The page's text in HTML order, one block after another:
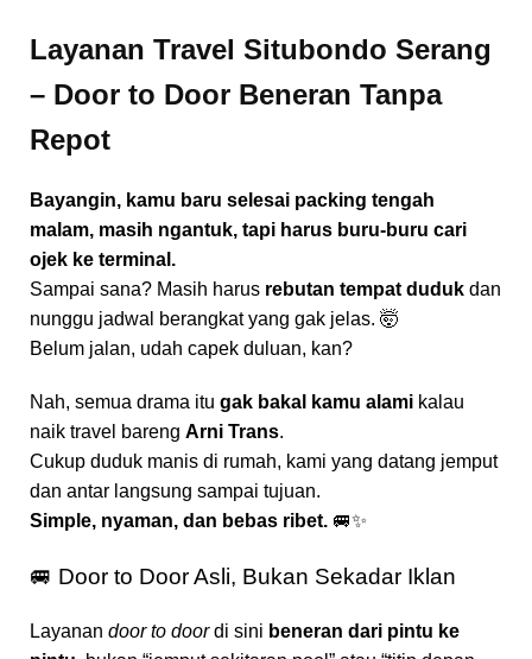
Layanan Travel Situbondo Serang
– Door to Door Beneran Tanpa
Repot
Bayangin, kamu baru selesai packing tengah
malam, masih ngantuk, tapi harus buru-buru cari
ojek ke terminal.
Sampai sana? Masih harus rebutan tempat duduk dan
nunggu jadwal berangkat yang gak jelas. 🤯
Belum jalan, udah capek duluan, kan?
Nah, semua drama itu gak bakal kamu alami kalau
naik travel bareng Arni Trans.
Cukup duduk manis di rumah, kami yang datang jemput
dan antar langsung sampai tujuan.
Simple, nyaman, dan bebas ribet. 🚐✨
🚐 Door to Door Asli, Bukan Sekadar Iklan
Layanan door to doordi sini beneran dari pintu ke